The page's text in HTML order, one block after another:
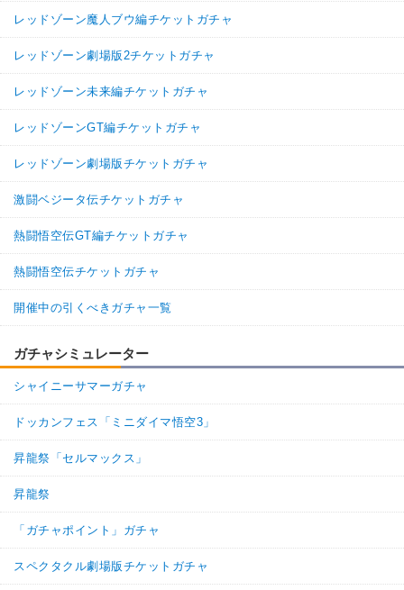
レッドゾーン魔人ブウ編チケットガチャ
レッドゾーン劇場版2チケットガチャ
レッドゾーン未来編チケットガチャ
レッドゾーンGT編チケットガチャ
レッドゾーン劇場版チケットガチャ
激闘ベジータ伝チケットガチャ
熱闘悟空伝GT編チケットガチャ
熱闘悟空伝チケットガチャ
開催中の引くべきガチャ一覧
ガチャシミュレーター
シャイニーサマーガチャ
ドッカンフェス「ミニダイマ悟空3」
昇龍祭「セルマックス」
昇龍祭
「ガチャポイント」ガチャ
スペクタクル劇場版チケットガチャ